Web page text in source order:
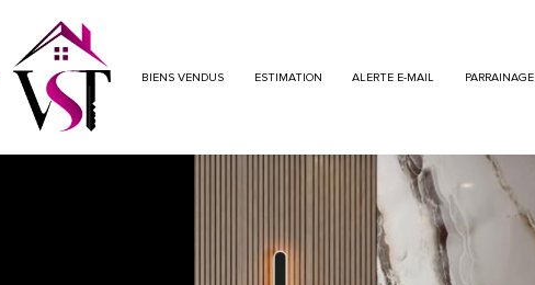
BIENS VENDUS ESTIMATION ALERTE E-MAIL PARRAINAGE